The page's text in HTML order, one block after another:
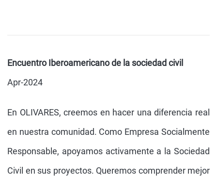
Encuentro Iberoamericano de la sociedad civil
Apr-2024
En OLIVARES, creemos en hacer una diferencia real
en nuestra comunidad. Como Empresa Socialmente
Responsable, apoyamos activamente a la Sociedad
Civil en sus proyectos. Queremos comprender mejor